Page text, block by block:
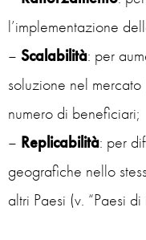
l’implementazione
– Scalabilità: per
soluzione nel
numero di beneficiari;
– Replicabilità: per
geografiche nello
altri Paesi (v. “Paesi